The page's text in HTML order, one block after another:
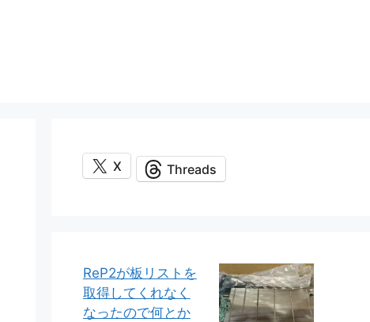
X Threads
ReP2が板リストを
取得してくれなく
なったので何とか